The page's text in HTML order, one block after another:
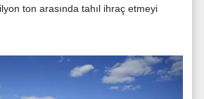
ton arasında tahıl ihraç etmeyi